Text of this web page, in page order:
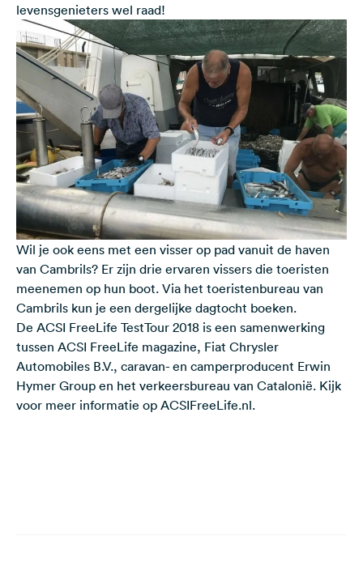
levensgenieters wel raad!
Wil je ook eens met een visser op pad vanuit de haven
van Cambrils? Er zijn drie ervaren vissers die toeristen
meenemen op hun boot. Via het toeristenbureau van
Cambrils kun je een dergelijke dagtocht boeken.
De ACSI FreeLife TestTour 2018 is een samenwerking
tussen ACSI FreeLife magazine, Fiat Chrysler
Automobiles B.V., caravan- en camperproducent Erwin
Hymer Group en het verkeersbureau van Catalonië. Kijk
voor meer informatie op ACSIFreeLife.nl.